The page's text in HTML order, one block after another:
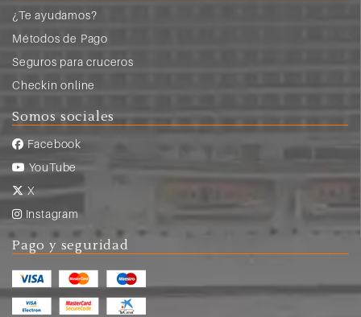
¿Te ayudamos?
Métodos de Pago
Seguros para cruceros
Checkin online
Somos sociales
Facebook
YouTube
X
Instagram
Pago y seguridad